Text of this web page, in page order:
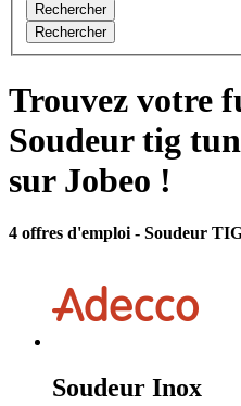
Rechercher
Rechercher
Trouvez votre
Soudeur tig
sur Jobeo !
4 offres d'emploi - Soudeur
Soudeur Inox